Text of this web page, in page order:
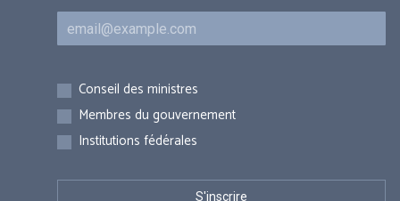
Courriel
Inscriptions
Conseil des ministres
Membres du gouvernement
Institutions fédérales